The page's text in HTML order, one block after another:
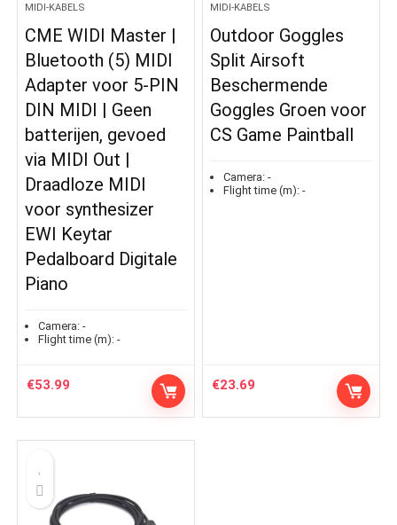
MIDI-KABELS
CME WIDI Master |
Bluetooth (5) MIDI
Adapter voor 5-PIN
DIN MIDI | Geen
batterijen, gevoed
via MIDI Out |
Draadloze MIDI
voor synthesizer
EWI Keytar
Pedalboard Digitale
Piano
Camera: -
Flight time (m): -
€53.99
MIDI-KABELS
Outdoor Goggles
Split Airsoft
Beschermende
Goggles Groen voor
CS Game Paintball
Camera: -
Flight time (m): -
€23.69